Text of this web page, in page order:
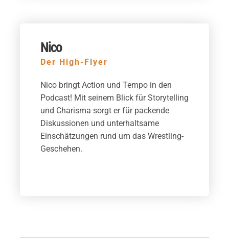
Nico
Der High-Flyer
Nico bringt Action und Tempo in den
Podcast! Mit seinem Blick für Storytelling
und Charisma sorgt er für packende
Diskussionen und unterhaltsame
Einschätzungen rund um das Wrestling-
Geschehen.